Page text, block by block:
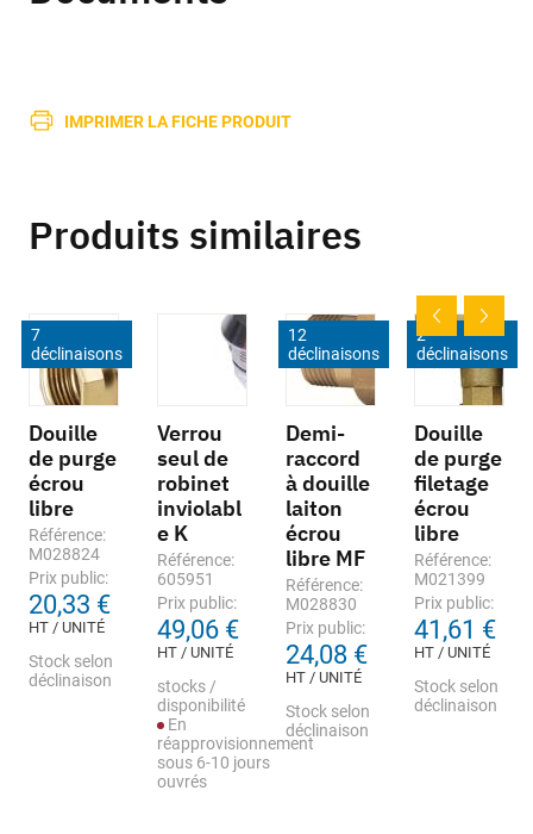
IMPRIMER LA FICHE PRODUIT
Produits similaires
7
déclinaisons
Douille
de purge
écrou
libre
Référence:
M028824
Prix public:
20,33 €
HT / UNITÉ
Stock selon
déclinaison
Verrou
seul de
robinet
inviolabl
e K
Référence:
605951
Prix public:
49,06 €
HT / UNITÉ
stocks /
disponibilité
En
réapprovisionnement
sous 6-10 jours
ouvrés
12
déclinaisons
Demi-
raccord
à douille
laiton
écrou
libre MF
Référence:
M028830
Prix public:
24,08 €
HT / UNITÉ
Stock selon
déclinaison
2
déclinaisons
Douille
de purge
filetage
écrou
libre
Référence:
M021399
Prix public:
41,61 €
HT / UNITÉ
Stock selon
déclinaison